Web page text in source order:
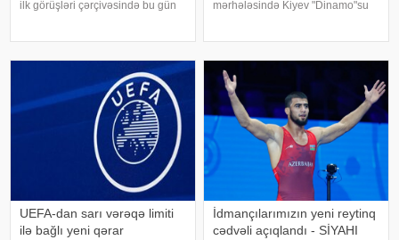
ilk görüşləri çərçivəsində bu gün
20:30-da Ranner
mərhələsində Kiyev "Dinamo"su
Bakı vaxt
UEFA-dan sarı vərəqə limiti
ilə bağlı yeni qərar
İdmançılarımızın yeni reytinq
cədvəli açıqlandı - SİYAHI